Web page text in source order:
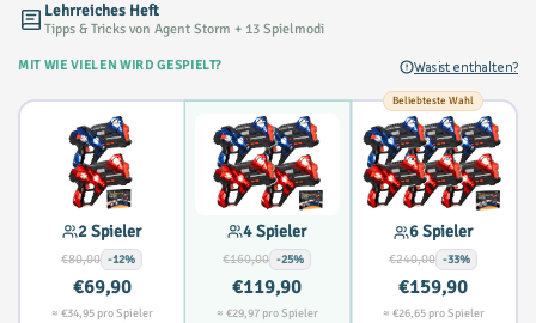
Lehrreiches Heft
Tipps & Tricks von Agent Storm + 13 Spielmodi
MIT WIE VIELEN WIRD GESPIELT? Was ist enthalten?
2 Spieler
€80,00 -12%
€69,90
≈ €34,95 pro Spieler
4 Spieler
€160,00 -25%
€119,90
≈ €29,97 pro Spieler
Beliebteste Wahl
6 Spieler
€240,00 -33%
€159,90
≈ €26,65 pro Spieler